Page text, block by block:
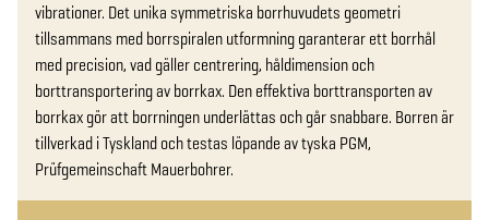
vibrationer. Det unika symmetriska borrhuvudets geometri
tillsammans med borrspiralen utformning garanterar ett borrhål
med precision, vad gäller centrering, håldimension och
borttransportering av borrkax. Den effektiva borttransporten av
borrkax gör att borrningen underlättas och går snabbare. Borren är
tillverkad i Tyskland och testas löpande av tyska PGM,
Prüfgemeinschaft Mauerbohrer.